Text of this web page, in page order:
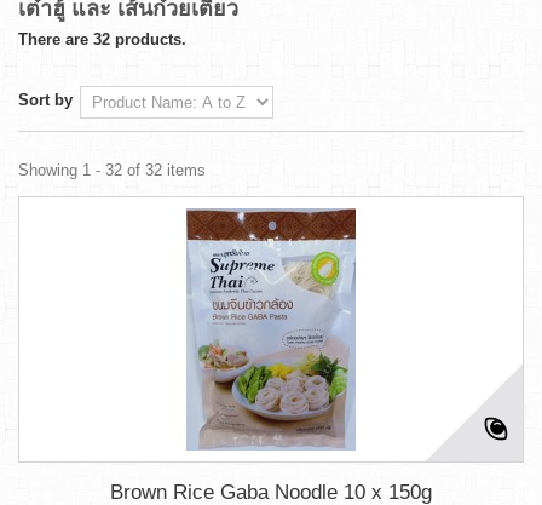
เต๋าฮู้ และ เส้นก๋วยเตี๊ยว
There are 32 products.
Sort by
Showing 1 - 32 of 32 items
Brown Rice Gaba Noodle 10 x 150g